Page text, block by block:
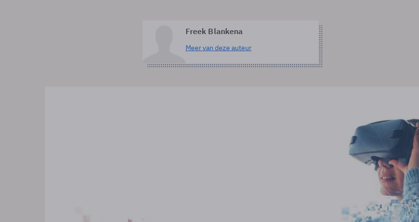
Freek Blankena
Meer van deze auteur